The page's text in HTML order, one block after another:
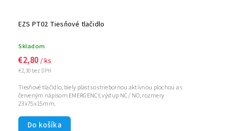
EZS PT02 Tiesňové tlačidlo
Skladom
€2,30 bez DPH
€2,80 / ks
Do košíka
Tiesňové tlačidlo, biely plast so striebornou aktívnou plochou a s
červeným nápisom EMERGENCY, výstup NC / NO, rozmery
23x75x15mm.